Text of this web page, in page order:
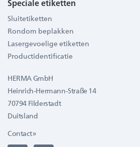
Speciale etiketten
Sluitetiketten
Rondom beplakken
Lasergevoelige etiketten
Productidentificatie
HERMA GmbH
Heinrich-Hermann-Straße 14
70794 Filderstadt
Duitsland
Contact »